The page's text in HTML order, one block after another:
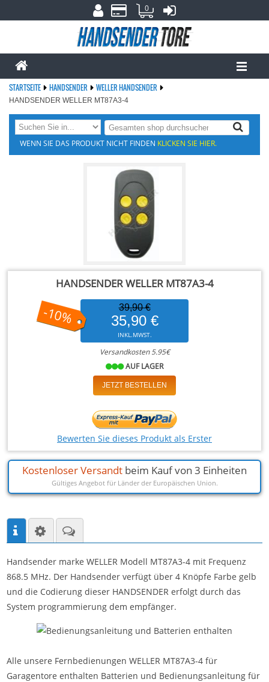
0
STARTSEITE HANDSENDER WELLER HANDSENDER
HANDSENDER WELLER MT87A3-4
WENN SIE DAS PRODUKT NICHT FINDEN KLICKEN SIE HIER.
HANDSENDER WELLER MT87A3-4
39,90 €
35,90 €
INKL.MWST.
Versandkosten 5.95€
AUF LAGER
-10%
JETZT BESTELLEN
Bewerten Sie dieses Produkt als Erster
Kostenloser Versandt beim Kauf von 3 Einheiten
Gültiges Angebot für Länder der Europäischen Union.
Handsender marke WELLER Modell MT87A3-4 mit Frequenz
868.5 MHz. Der Handsender verfügt über 4 Knöpfe Farbe gelb
und die Codierung dieser HANDSENDER erfolgt durch das
System programmierung dem empfänger.
Alle unsere Fernbedienungen WELLER MT87A3-4 für
Garagentore enthalten Batterien und Bedienungsanleitung für